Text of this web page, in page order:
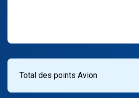
Total des points Avion